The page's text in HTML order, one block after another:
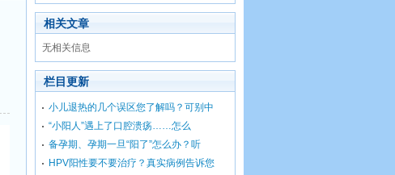
相关文章
无相关信息
栏目更新
小儿退热的几个误区您了解吗？可别中
“小阳人”遇上了口腔溃疡……怎么
备孕期、孕期一旦“阳了”怎么办？听
HPV阳性要不要治疗？真实病例告诉您